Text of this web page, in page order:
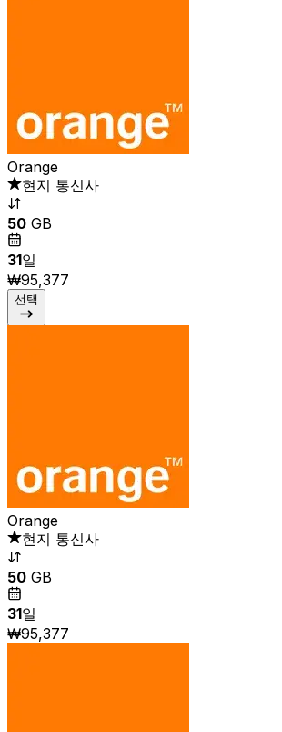
Orange
현지 통신사
50 GB
31일
₩95,377
선택
Orange
현지 통신사
50 GB
31일
₩95,377